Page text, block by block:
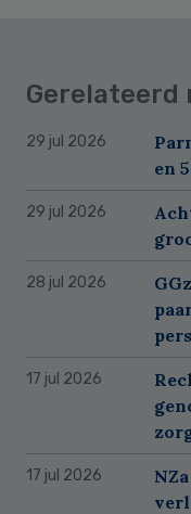
Gerelateerd
29 jul 2026
en
29 jul 2026
28 jul 2026
17 jul 2026
17 jul 2026